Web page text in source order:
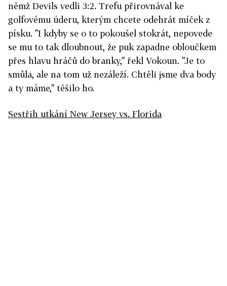
němž Devils vedli 3:2. Trefu přirovnával ke
golfovému úderu, kterým chcete odehrát míček z
písku. "I kdyby se o to pokoušel stokrát, nepovede
se mu to tak dloubnout, že puk zapadne obloučkem
přes hlavu hráčů do branky," řekl Vokoun. "Je to
smůla, ale na tom už nezáleží. Chtěli jsme dva body
a ty máme," těšilo ho.
Sestřih utkání New Jersey vs. Florida